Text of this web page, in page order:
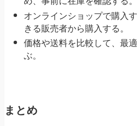
オンラインショップで購入
きる販売者から購入する。
価格や送料を比較して、最
ぶ。
まとめ